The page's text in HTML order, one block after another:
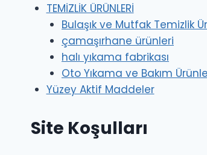
TEMİZLİK ÜRÜNLERİ
Bulaşık ve Mutfak Temizlik
çamaşırhane ürünleri
halı yıkama fabrikası
Oto Yıkama ve Bakım
Yüzey Aktif Maddeler
Site Koşulları